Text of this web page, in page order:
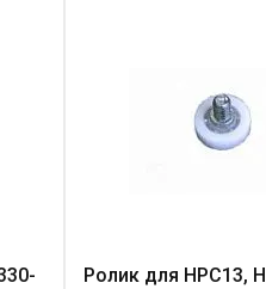
Ролик для НРС13,